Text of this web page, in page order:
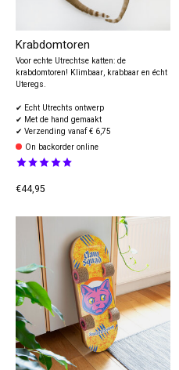
Krabdomtoren
Voor echte Utrechtse katten: de
krabdomtoren! Klimbaar, krabbaar en écht
Uteregs.
✔ Echt Utrechts ontwerp
✔ Met de hand gemaakt
✔ Verzending vanaf € 6,75
On backorder online
The rating of this product is
€44,95